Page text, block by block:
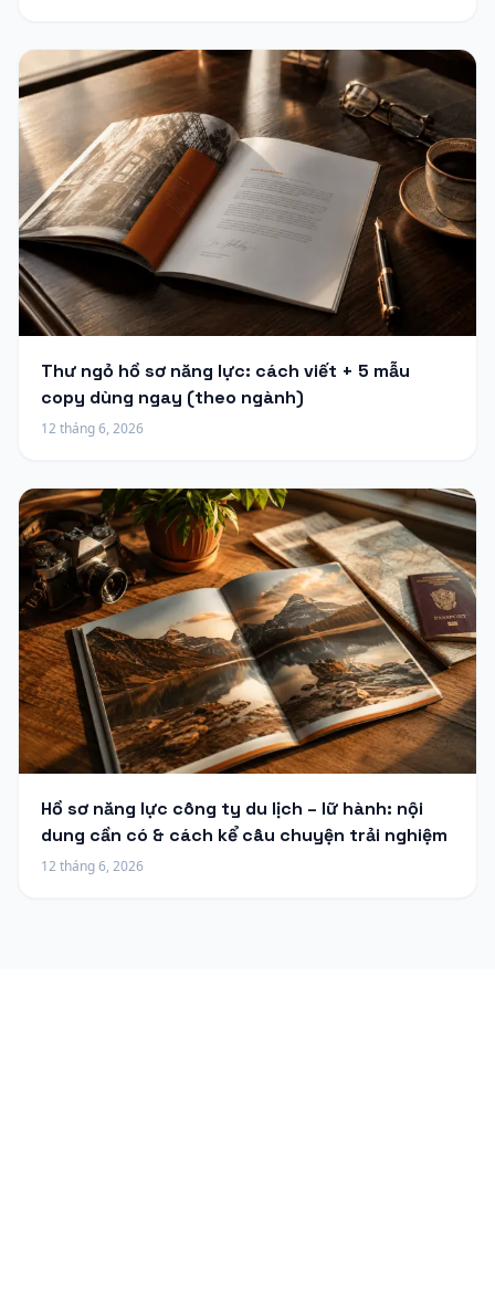
Thư ngỏ hồ sơ năng lực: cách viết + 5 mẫu
copy dùng ngay (theo ngành)
12 tháng 6, 2026
Hồ sơ năng lực công ty du lịch – lữ hành: nội
dung cần có & cách kể câu chuyện trải nghiệm
12 tháng 6, 2026